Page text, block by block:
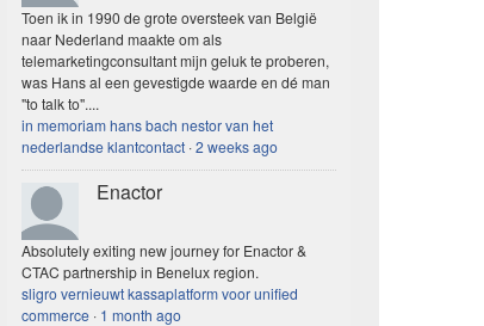
Toen ik in 1990 de grote oversteek van België
naar Nederland maakte om als
telemarketingconsultant mijn geluk te proberen,
was Hans al een gevestigde waarde en dé man
"to talk to"....
in memoriam hans bach nestor van het
nederlandse klantcontact ·2 weeks ago
Enactor
Absolutely exiting new journey for Enactor &
CTAC partnership in Benelux region.
sligro vernieuwt kassaplatform voor unified
commerce · 1 month ago